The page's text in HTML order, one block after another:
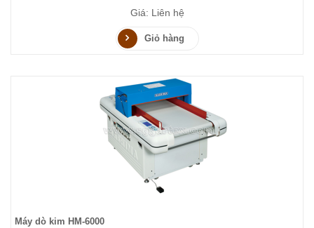
Giá: Liên hệ
Giỏ hàng
Máy dò kim HM-6000